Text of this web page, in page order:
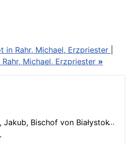
Bischof von Białystok und Gdańsk
in Rahr, Michael, Erzpriester
Michael, Erzpriester »